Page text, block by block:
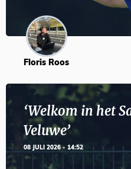
Floris Roos
‘Welkom in het
Veluwe’
08 JULI 2026 - 14:52